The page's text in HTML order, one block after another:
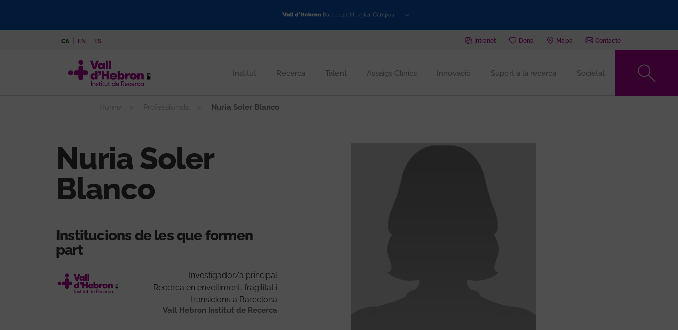
CA EN ES Intranet Dona Mapa Contacte
Institut Recerca Talent Assaigs Clínics Innovació Suport a la recerca Societat
Home Professionals Nuria Soler Blanco
Nuria Soler
Blanco
Institucions de les que formen
part
Investigador/a principal
Recerca en envelliment, fragilitat i
transicions a Barcelona
Vall Hebron Institut de Recerca